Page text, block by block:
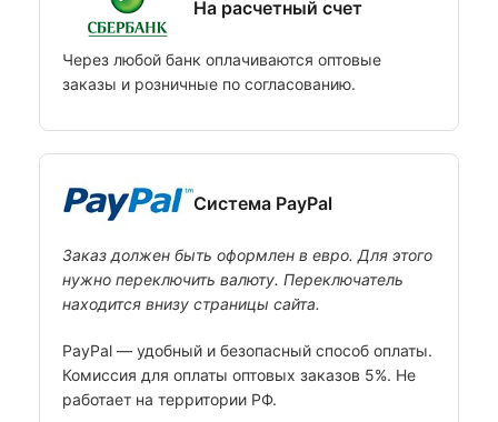
На расчетный счет
Через любой банк оплачиваются оптовые
заказы и розничные по согласованию.
Система PayPal
Заказ должен быть оформлен в евро. Для этого
нужно переключить валюту. Переключатель
находится внизу страницы сайта.
PayPal — удобный и безопасный способ оплаты.
Комиссия для оплаты оптовых заказов 5%. Не
работает на территории РФ.